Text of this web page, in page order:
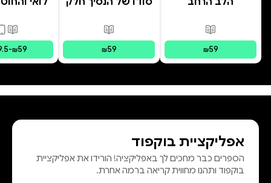
פורמטים זמינים מודפס
₪59
הנסתר
פורמטים זמינים
מודפס
₪59
-₪59
אפליקציית בוקפוד
הספרים כבר מחכים לך באפליקציה! הורידו את אפליקציית
בוקפוד ותהנו מחווית קריאה ברמה אחרת.